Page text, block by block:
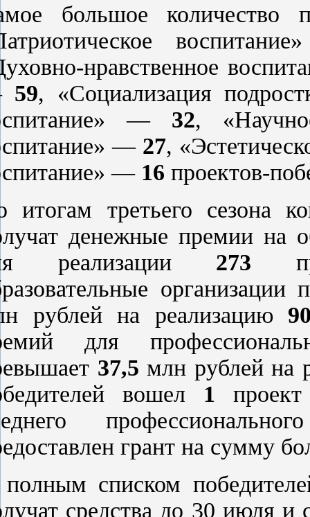
большое количество
нравственное
59, «Социализация
— 32,
— 27,
— 16 проектов-
итогам третьего сезона
денежные премии
реализации 273
рублей на реализацию
для
37,5 млн рублей на
вошел 1
грант на сумму
списком
средства до 30 июля и